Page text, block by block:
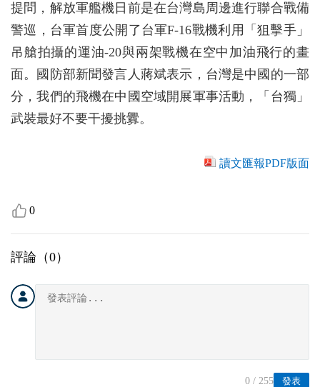
提問，解放軍艦機日前是在台灣島周邊進行聯合戰備
警巡，台軍首度公開了台軍F-16戰機利用「狙擊手」
吊艙拍攝的運油-20與兩架戰機在空中加油飛行的畫
面。國防部新聞發言人蔣斌表示，台灣是中國的一部
分，我們的飛機在中國空域開展軍事活動，「台獨」
武裝最好不要干擾挑釁。
讀文匯報PDF版面
0
評論（0）
發表
0 / 255